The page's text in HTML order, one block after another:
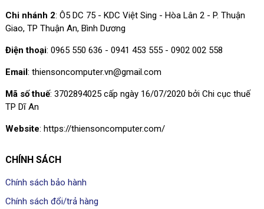
Chi nhánh 2: Ô5 DC 75 - KDC Việt Sing - Hòa Lân 2 - P. Thuận
Giao, TP Thuận An, Bình Dương
Điện thoại: 0965 550 636 - 0941 453 555 - 0902 002 558
Email : thiensoncomputer.vn@gmail.com
Mã số thuế: 3702894025 cấp ngày 16/07/2020 bởi Chi cục thuế
TP Dĩ An
Website: https://thiensoncomputer.com/
CHÍNH SÁCH
Chính sách bảo hành
Chính sách đổi/trả hàng